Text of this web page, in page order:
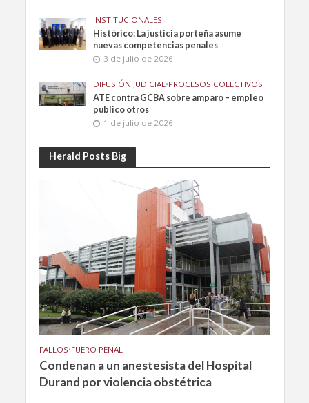
INSTITUCIONALES
Histórico: La justicia porteña asume
nuevas competencias penales
3 de julio de 2026
DIFUSIÓN JUDICIAL•PROCESOS COLECTIVOS
ATE contra GCBA sobre amparo – empleo
publico otros
1 de julio de 2026
Herald Posts Big
FALLOS•FUERO PENAL
Condenan a un anestesista del Hospital
Durand por violencia obstétrica